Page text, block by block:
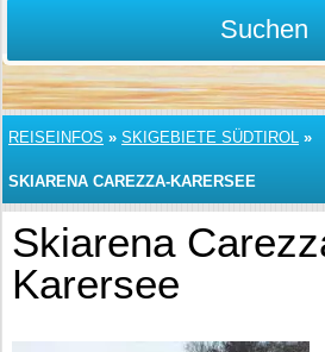
Suchen
REISEINFOS » SKIGEBIETE SÜDTIROL »
SKIARENA CAREZZA-KARERSEE
Skiarena
Karersee